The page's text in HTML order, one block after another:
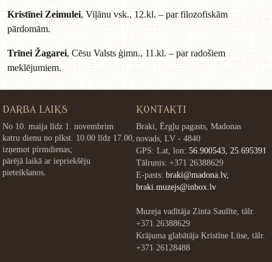
Kristīnei Zeimulei, Viļānu vsk., 12.kl. – par filozofiskām
pārdomām.
Trīnei Žagarei, Cēsu Valsts ģimn., 11.kl. – par radošiem
meklējumiem.
DARBA LAIKS
No 10. maija līdz 1. novembrim
katru dienu no plkst. 10.00 līdz 17.00,
izņemot pirmdienas;
pārējā laikā ar iepriekšēju
pieteikšanos.
KONTAKTI
Braki, Ērgļu pagasts, Madonas
novads, LV - 4840
GPS: Lat, lon: 56.900543, 25.695391
Tālrunis: +371 26388629
E-pasts: braki@madona.lv,
braki.muzejs@inbox.lv
Muzeja vadītāja Zinta Saulīte, tālr.
+371 26388629
Krājuma glabātāja Kristīne Lūse, tālr.
+371 26128488